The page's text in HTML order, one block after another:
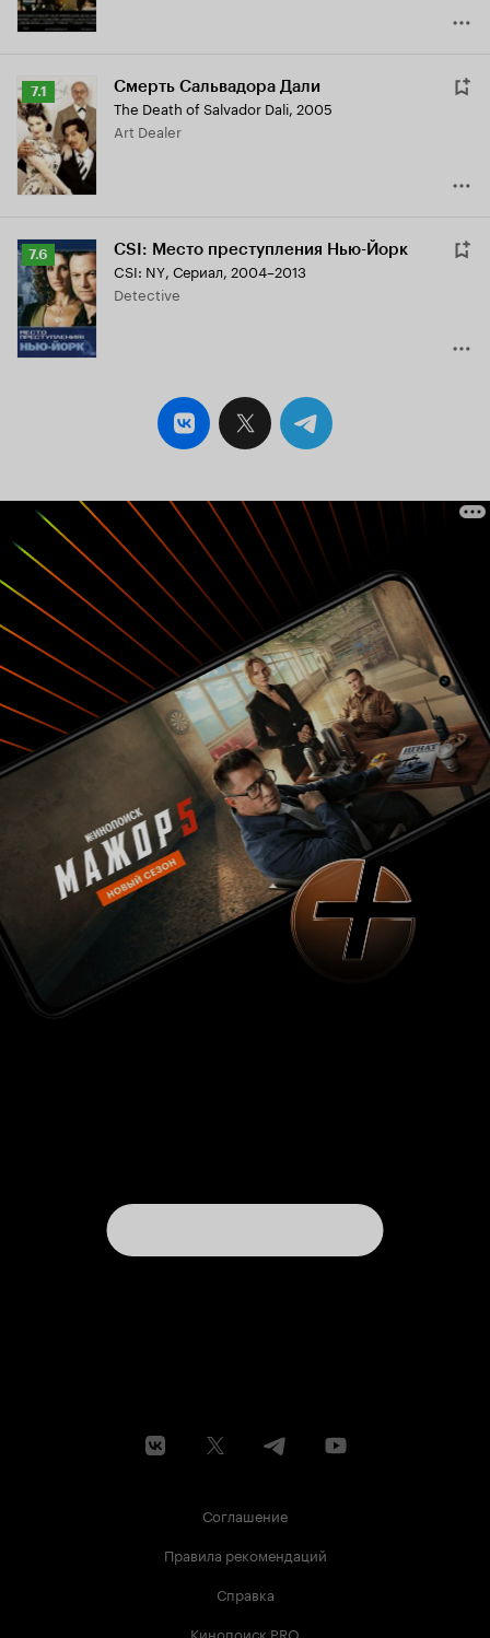
Рейтинг
Кинопоиска
7.1
7.1 Смерть Сальвадора Дали
The Death of Salvador Dali, 2005
Art Dealer
Рейтинг
Кинопоиска
7.6
7.6 CSI: Место преступления Нью-Йорк
CSI: NY, Сериал, 2004–2013
Detective
Соглашение
Правила рекомендаций
Справка
Кинопоиск PRO